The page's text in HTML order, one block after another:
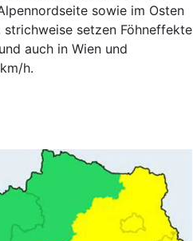
sowie im Osten
setzen Föhneffekte
auch in Wien und
h.